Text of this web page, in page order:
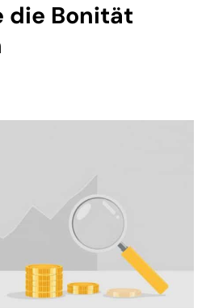
die Bonität